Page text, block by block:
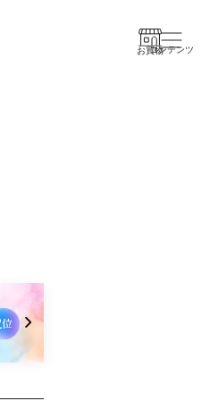
お買物コンテンツ
位